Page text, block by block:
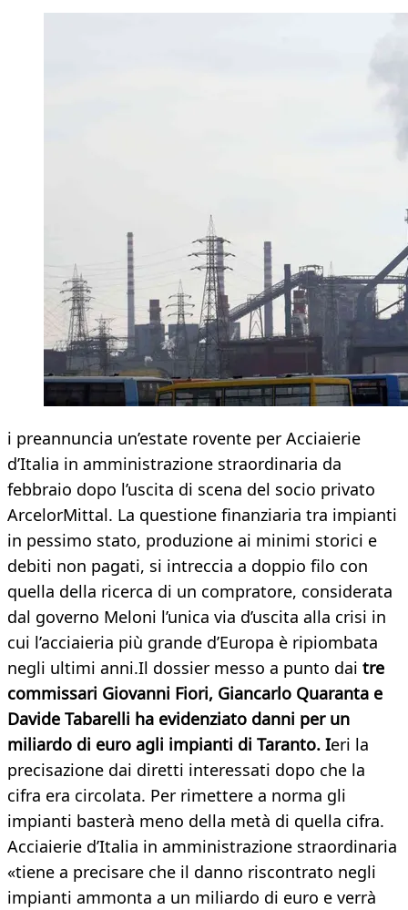
i preannuncia un’estate rovente per Acciaierie
d’Italia in amministrazione straordinaria da
febbraio dopo l’uscita di scena del socio privato
ArcelorMittal. La questione finanziaria tra impianti
in pessimo stato, produzione ai minimi storici e
debiti non pagati, si intreccia a doppio filo con
quella della ricerca di un compratore, considerata
dal governo Meloni l’unica via d’uscita alla crisi in
cui l’acciaieria più grande d’Europa è ripiombata
negli ultimi anni.Il dossier messo a punto dai tre
commissari Giovanni Fiori, Giancarlo Quaranta e
Davide Tabarelli ha evidenziato danni per un
miliardo di euro agli impianti di Taranto. Ieri la
precisazione dai diretti interessati dopo che la
cifra era circolata. Per rimettere a norma gli
impianti basterà meno della metà di quella cifra.
Acciaierie d’Italia in amministrazione straordinaria
«tiene a precisare che il danno riscontrato negli
impianti ammonta a un miliardo di euro e verrà